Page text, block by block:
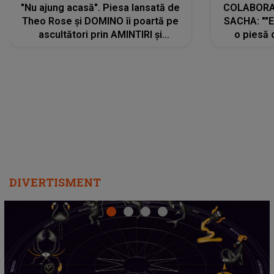
"Nu ajung acasă". Piesa lansată de
Theo Rose și DOMINO îi poartă pe
ascultători prin AMINTIRI și
SACHA:
o piesă
DIVERTISMENT